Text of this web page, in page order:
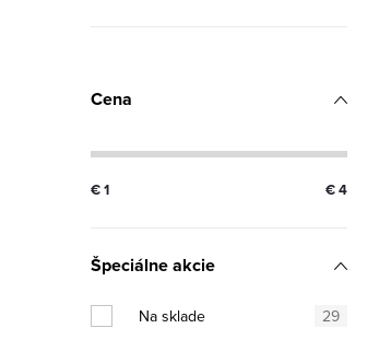
Cena
€1 €4
Špeciálne akcie
Na sklade 29